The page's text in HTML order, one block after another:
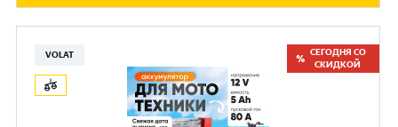
VOLAT
СЕГОДНЯ СО
СКИДКОЙ